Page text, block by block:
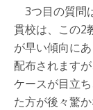
3つ目の質問
貫校は、この2
が早い傾向に
配布されます
ケースが目立
た方が後々驚か